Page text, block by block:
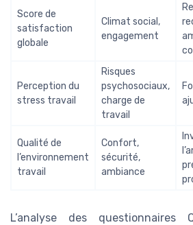
Score de
satisfaction
globale
Climat social,
engagement
Perception du
stress travail
Risques
psychosociaux,
charge de
travail
Qualité de
l’environnement
travail
Confort,
sécurité,
ambiance
L’analyse des questionnaires